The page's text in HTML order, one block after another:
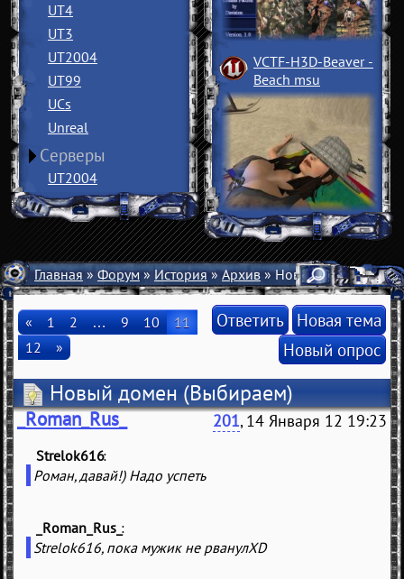
UT4
UT3
UT2004
UT99
UCs
Unreal
Серверы
UT2004
VCTF-H3D-Beaver ­
Beach msu
Главная»Форум»История»Архив» Новый домен
« 1 2 … 9 10
11
12
»
Ответить Новая тема
Новый опрос
Новый домен (Выбираем)
_Roman_Rus_ 201, 14 Января 12 19:23
Strelok616
Роман, давай!) Надо успеть
_Roman_Rus_
Strelok616, пока мужик не рванулXD